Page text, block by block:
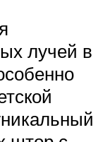
лучей в